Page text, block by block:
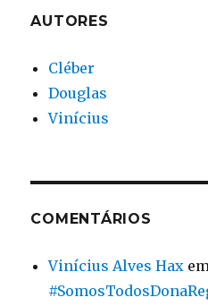
AUTORES
Cléber
Douglas
Vinícius
COMENTÁRIOS
Vinícius Alves Hax